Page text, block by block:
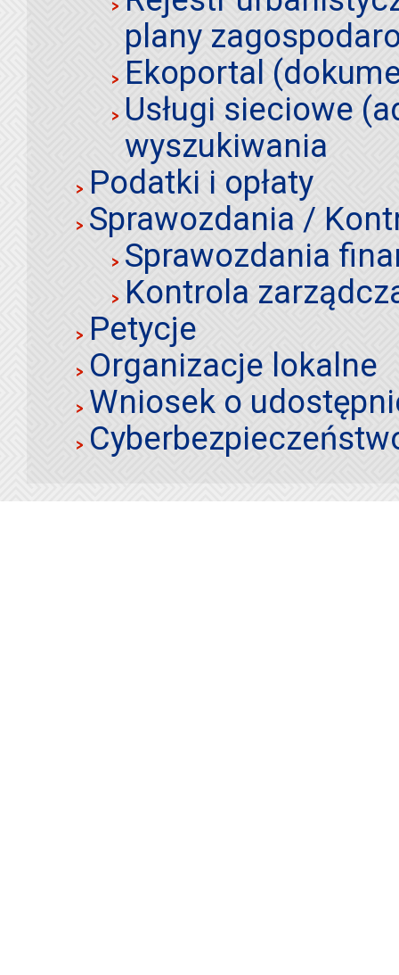
plany
Ekoportal
Usługi sieciowe
wyszukiwania
Podatki i opłaty
Sprawozdania /
Sprawozdania
Kontrola
Petycje
Organizacje lokalne
Wniosek o